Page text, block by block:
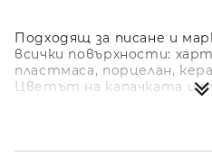
Подходящ за писане и
всички повърхности:
пластмаса, порцелан,
Цветът на капачката и
изсъхва след емисии,